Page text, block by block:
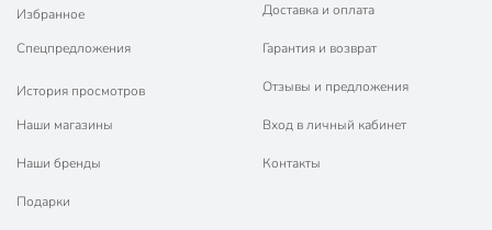
Избранное
Спецпредложения
История просмотров
Наши магазины
Наши бренды
Подарки
Доставка и оплата
Гарантия и возврат
Отзывы и предложения
Вход в личный кабинет
Контакты